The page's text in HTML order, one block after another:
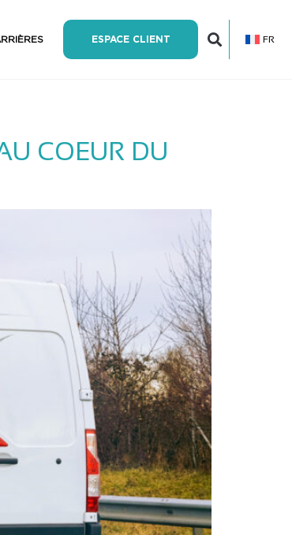
ESPACE CLIENT FR
COEUR DU